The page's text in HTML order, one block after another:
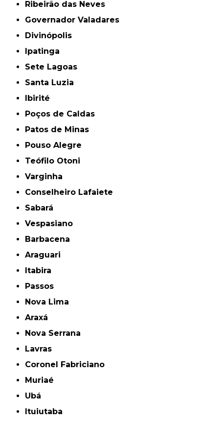
Ribeirão das Neves
Governador Valadares
Divinópolis
Ipatinga
Sete Lagoas
Santa Luzia
Ibirité
Poços de Caldas
Patos de Minas
Pouso Alegre
Teófilo Otoni
Varginha
Conselheiro Lafaiete
Sabará
Vespasiano
Barbacena
Araguari
Itabira
Passos
Nova Lima
Araxá
Nova Serrana
Lavras
Coronel Fabriciano
Muriaé
Ubá
Ituiutaba